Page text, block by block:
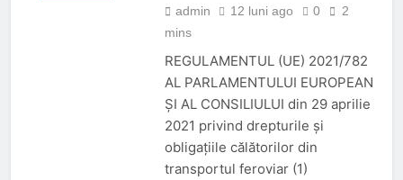
admin 12 luni ago 0
2
mins
REGULAMENTUL (UE) 2021/782
AL PARLAMENTULUI EUROPEAN
ȘI AL CONSILIULUI din 29 aprilie
2021 privind drepturile și
obligațiile călătorilor din
transportul feroviar (1)